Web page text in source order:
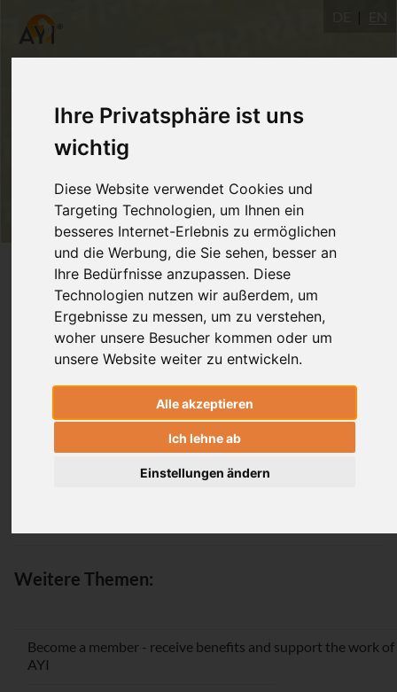
Ihre Privatsphäre ist uns
wichtig
Diese Website verwendet Cookies und
Targeting Technologien, um Ihnen ein
besseres Internet-Erlebnis zu ermöglichen
und die Werbung, die Sie sehen, besser an
Ihre Bedürfnisse anzupassen. Diese
Technologien nutzen wir außerdem, um
Ergebnisse zu messen, um zu verstehen,
woher unsere Besucher kommen oder um
unsere Website weiter zu entwickeln.
Alle akzeptieren
Ich lehne ab
Einstellungen ändern
Login
Passwort vergessen / Registrieren
Weitere Themen:
Become a member - receive benefits and support the work of
AYI